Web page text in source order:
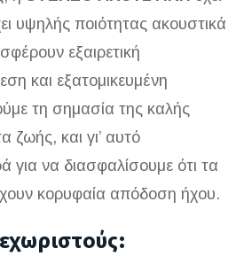
υψηλής ποιότητας ακουστικά
εξαιρετική
και εξατομικευμένη
τη σημασία της καλής
ζωής, και γι’ αυτό
για να διασφαλίσουμε ότι τα
κορυφαία απόδοση ήχου.